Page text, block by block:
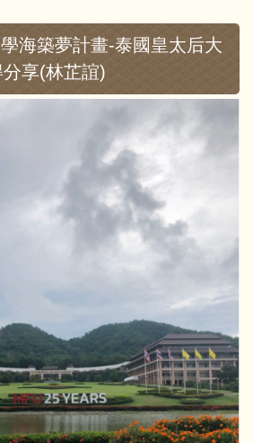
海築夢計畫-泰國皇太后大
享(林芷誼)